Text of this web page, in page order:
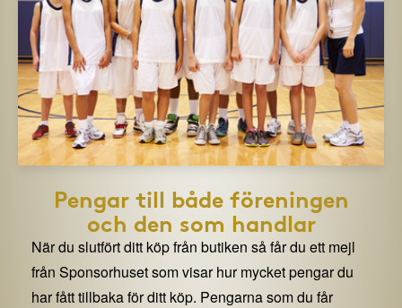
Pengar till både föreningen
och den som handlar
När du slutfört ditt köp från butiken så får du ett mejl
från Sponsorhuset som visar hur mycket pengar du
har fått tillbaka för ditt köp. Pengarna som du får